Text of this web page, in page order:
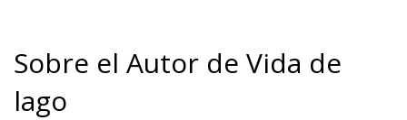
Sobre el Autor de Vida de
lago